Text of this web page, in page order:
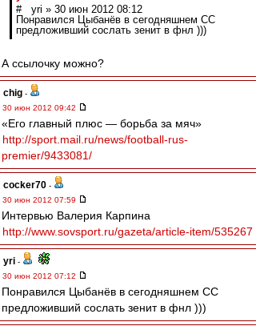
# yri » 30 июн 2012 08:12
Понравился Цыбанёв в сегодняшнем СС
предложивший сослать зенит в фнл )))
А ссылочку можно?
chig -
30 июн 2012 09:42
«Его главный плюс — борьба за мяч»
http://sport.mail.ru/news/football-rus-
premier/9433081/
cocker70 -
30 июн 2012 07:59
Интервью Валерия Карпина
http://www.sovsport.ru/gazeta/article-item/535267
yri -
30 июн 2012 07:12
Понравился Цыбанёв в сегодняшнем СС
предложивший сослать зенит в фнл )))